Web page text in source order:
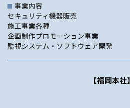
事業内容
セキュリティ機器販売
施工事業各種
企画制作プロモーション事業
監視システム・ソフトウェア開発
【福岡本社】